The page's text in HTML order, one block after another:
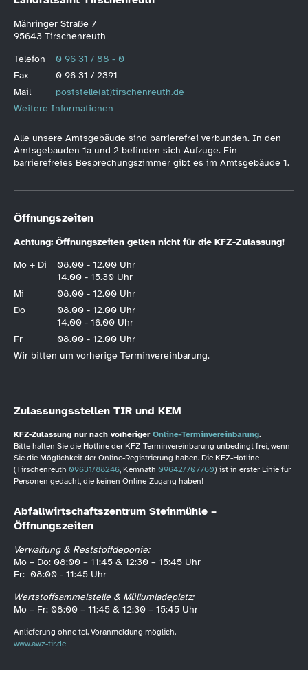
Mähringer Straße 7
95643 Tirschenreuth
Telefon
0 96 31 / 88 - 0
Fax
0 96 31 / 2391
Mail
poststelle(at)tirschenreuth.de
Weitere Informationen
Alle unsere Amtsgebäude sind barrierefrei verbunden. In den
Amtsgebäuden 1a und 2 befinden sich Aufzüge. Ein
barrierefreies Besprechungszimmer gibt es im Amtsgebäude 1.
Öffnungszeiten
Achtung: Öffnungszeiten gelten nicht für die KFZ-Zulassung!
Mo + Di
08.00 - 12.00 Uhr
14.00 - 15.30 Uhr
Mi
08.00 - 12.00 Uhr
Do
08.00 - 12.00 Uhr
14.00 - 16.00 Uhr
Fr
08.00 - 12.00 Uhr
Wir bitten um vorherige Terminvereinbarung.
Zulassungsstellen TIR und KEM
KFZ-Zulassung nur nach vorheriger Online-Terminvereinbarung.
Bitte halten Sie die Hotline der KFZ-Terminvereinbarung unbedingt frei, wenn
Sie die Möglichkeit der Online-Registrierung haben. Die KFZ-Hotline
(Tirschenreuth 09631/88246, Kemnath 09642/707760) ist in erster Linie für
Personen gedacht, die keinen Online-Zugang haben!
Abfallwirtschaftszentrum Steinmühle –
Öffnungszeiten
Verwaltung & Reststoffdeponie:
Mo – Do: 08:00 – 11:45 & 12:30 – 15:45 Uhr
Fr: 08:00 - 11:45 Uhr
Wertstoffsammelstelle & Müllumladeplatz:
Mo – Fr: 08:00 – 11:45 & 12:30 – 15:45 Uhr
Anlieferung ohne tel. Voranmeldung möglich.
www.awz-tir.de